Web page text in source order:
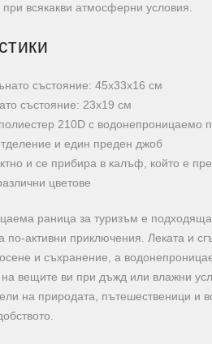
всякакви атмосферни условия.
състояние: 45х33х16 см
състояние: 23х19 см
210D с водонепроницаемо
и един преден джоб
и се прибира в калъф, който е
цветове
раница за туризъм е подходяща
по-активни приключения. Леката и
и съхранение, а
на вещите ви при дъжд или влажни
на природата, пътешественици и